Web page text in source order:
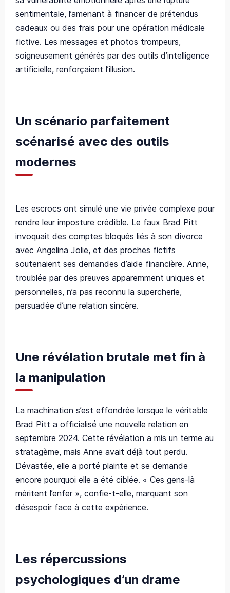
sentimentale, l’amenant à financer de prétendus
cadeaux ou des frais pour une opération médicale
fictive. Les messages et photos trompeurs,
soigneusement générés par des outils d’intelligence
artificielle, renforçaient l’illusion.
Un scénario parfaitement
scénarisé avec des outils
modernes
Les escrocs ont simulé une vie privée complexe pour
rendre leur imposture crédible. Le faux Brad Pitt
invoquait des comptes bloqués liés à son divorce
avec Angelina Jolie, et des proches fictifs
soutenaient ses demandes d’aide financière. Anne,
troublée par des preuves apparemment uniques et
personnelles, n’a pas reconnu la supercherie,
persuadée d’une relation sincère.
Une révélation brutale met fin à
la manipulation
La machination s’est effondrée lorsque le véritable
Brad Pitt a officialisé une nouvelle relation en
septembre 2024. Cette révélation a mis un terme au
stratagème, mais Anne avait déjà tout perdu.
Dévastée, elle a porté plainte et se demande
encore pourquoi elle a été ciblée. « Ces gens-là
méritent l’enfer », confie-t-elle, marquant son
désespoir face à cette expérience.
Les répercussions
psychologiques d’un drame